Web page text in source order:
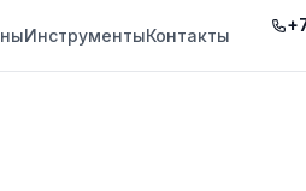
ИнструментыКонтакты